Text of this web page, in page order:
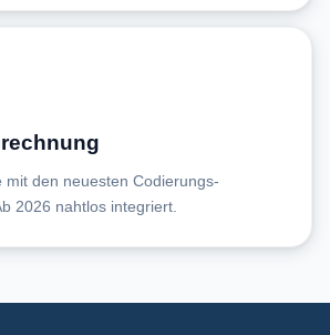
mit den neuesten Codierungs-
2026 nahtlos integriert.